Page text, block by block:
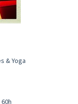
& Yoga